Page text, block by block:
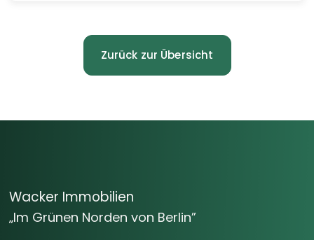
Zurück zur Übersicht
Wacker Immobilien
„Im Grünen Norden von Berlin”